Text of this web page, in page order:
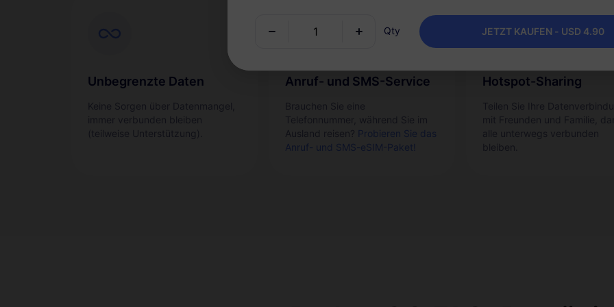
Unbegrenzte Daten Anruf- und SMS-Service
Probieren Sie das
Anruf- und SMS-eSIM-Paket!
Hotspot-Sharing
Qty JETZT KAUFEN - USD 4.90